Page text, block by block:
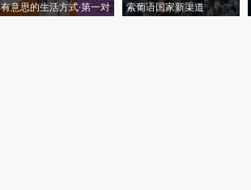
有意思的生活方式·第一对
索葡语国家新渠道